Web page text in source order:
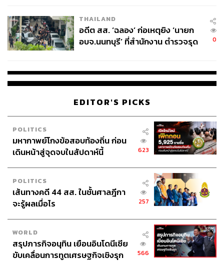
THAILAND
อดีต สส. ‘ฉลอง’ ก่อเหตุยิง ‘นายก
อบจ.นนทบุรี’ ที่สำนักงาน ตำรวจรุด
0
EDITOR'S PICKS
POLITICS
มหากาพย์โกงข้อสอบท้องถิ่น ก่อน
เดินหน้าสู่จุดจบในสัปดาห์นี้
623
POLITICS
เส้นทางคดี 44 สส. ในชั้นศาลฎีกา
จะรู้ผลเมื่อไร
257
WORLD
สรุปภารกิจอนุทิน เยือนอินโดนีเซีย
ขับเคลื่อนการทูตเศรษฐกิจเชิงรุก
566